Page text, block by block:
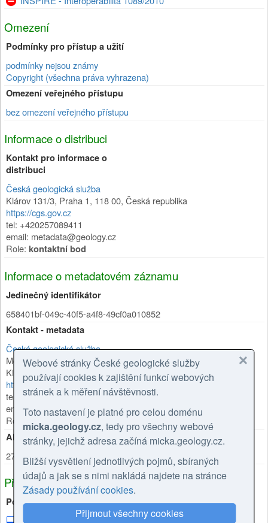
Omezení
Podmínky pro přístup a užití
podmínky nejsou známy
Copyright (všechna práva vyhrazena)
Omezení veřejného přístupu
bez omezení veřejného přístupu
Informace o distribuci
Kontakt pro informace o
distribuci
Česká geologická služba
Klárov 131/3, Praha 1, 118 00, Česká republika
https://cgs.gov.cz
tel: +420257089411
email: metadata@geology.cz
Role: kontaktní bod
Informace o metadatovém záznamu
Jedinečný identifikátor
658401bf-049c-40f5-a4f8-49cf0a010852
Kontakt - metadata
Česká geologická služba
Mgr. Olga Moravcová, Ph.D.
Klárov 131/3
,Praha 1 118 00,Česká republika
https://cgs.gov.cz/personal/olga-moravcova
tel: +420257089445
email: olga.moravcova@geology.cz
Role:
kontaktní bod
Aktualizace metadat
27.02.2026
Příbuzné zdroje
Použito v
Katalog knihovny ČGS
Webové stránky České geologické služby
používají cookies k zajištění funkcí webových
stránek a k měření návštěvnosti.
Toto nastavení je platné pro celou doménu
micka.geology.cz, tedy pro všechny webové
stránky, jejichž adresa začíná micka.geology.cz.
Bližší vysvětlení jednotlivých pojmů, sbíraných
údajů a jak se s nimi nakládá najdete na stránce
Zásady používání cookies.
Přijmout všechny cookies